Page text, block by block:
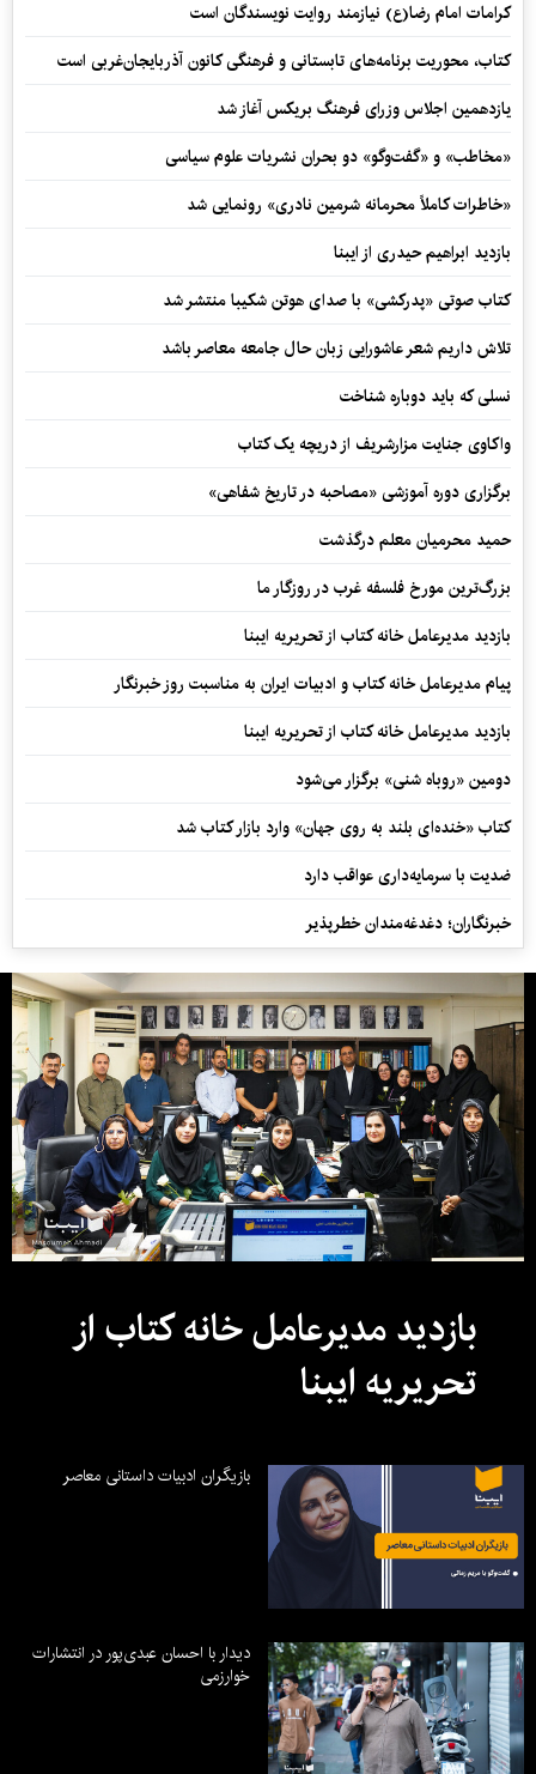
کرامات امام رضا(ع) نیازمند روایت نویسندگان است
کتاب، محوریت برنامه‌های تابستانی و فرهنگی کانون آذربایجان‌غربی است
یازدهمین اجلاس وزرای فرهنگ بریکس آغاز شد
«مخاطب» و «گفت‌وگو» دو بحران نشریات علوم سیاسی
«خاطرات کاملاً محرمانه شرمین نادری» رونمایی شد
بازدید ابراهیم حیدری از ایبنا
کتاب صوتی «پدرکشی» با صدای هوتن شکیبا منتشر شد
تلاش داریم شعر عاشورایی زبان حال جامعه معاصر باشد
نسلی که باید دوباره شناخت
واکاوی جنایت مزارشریف از دریچه یک کتاب
برگزاری دوره آموزشی «مصاحبه در تاریخ شفاهی»
حمید محرمیان معلم درگذشت
بزرگ‌ترین مورخ فلسفه غرب در روزگار ما
بازدید مدیرعامل خانه کتاب از تحریریه ایبنا
پیام مدیرعامل خانه کتاب و ادبیات ایران به مناسبت روز خبرنگار
بازدید مدیرعامل خانه کتاب از تحریریه ایبنا
دومین «روباه شنی» برگزار می‌شود
کتاب «خنده‌ای بلند به روی جهان» وارد بازار کتاب شد
ضدیت با سرمایه‌داری عواقب دارد
خبرنگاران؛ دغدغه‌مندان خطرپذیر
بازدید مدیرعامل خانه کتاب از
تحریریه ایبنا
بازیگران ادبیات داستانی معاصر
دیدار با احسان عبدی‌پور در انتشارات
خوارزمی